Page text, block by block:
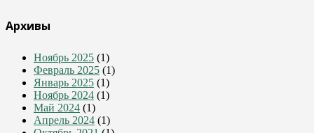
Архивы
Ноябрь 2025 (1)
Февраль 2025 (1)
Январь 2025 (1)
Ноябрь 2024 (1)
Май 2024 (1)
Апрель 2024 (1)